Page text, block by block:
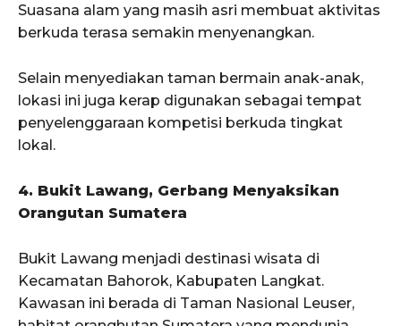
Suasana alam yang masih asri membuat aktivitas
berkuda terasa semakin menyenangkan.
Selain menyediakan taman bermain anak-anak,
lokasi ini juga kerap digunakan sebagai tempat
penyelenggaraan kompetisi berkuda tingkat
lokal.
4. Bukit Lawang, Gerbang Menyaksikan
Orangutan Sumatera
Bukit Lawang menjadi destinasi wisata di
Kecamatan Bahorok, Kabupaten Langkat.
Kawasan ini berada di Taman Nasional Leuser,